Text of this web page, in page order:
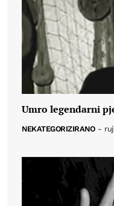
Umro legendarni
NEKATEGORIZIRANO -